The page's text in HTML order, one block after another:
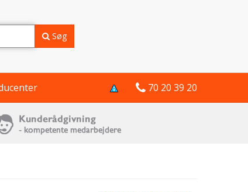
Søg
70 20 39 20